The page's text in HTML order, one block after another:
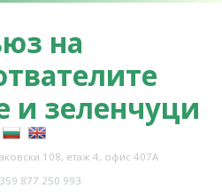
на
и зеленчуци
108, етаж 4, офис 407А
877 250 993